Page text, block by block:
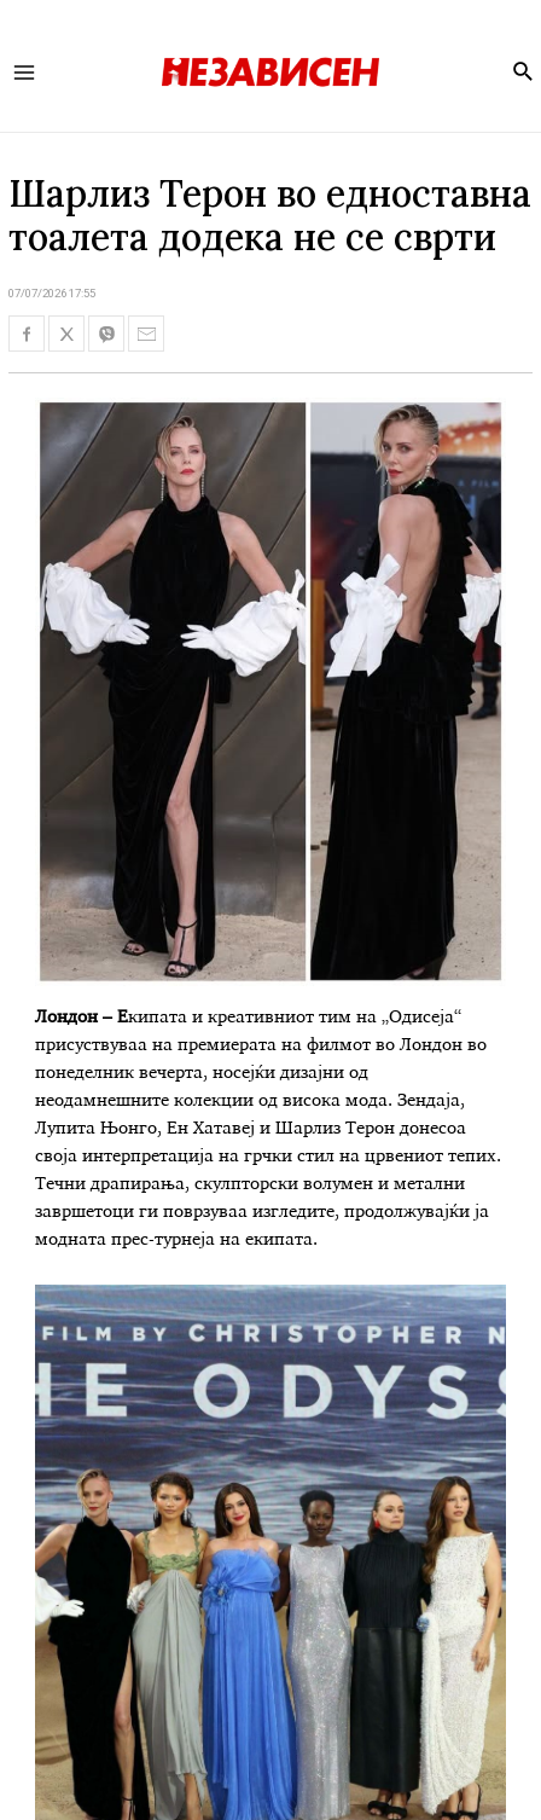
Шарлиз Терон во едноставна
тоалета додека не се сврти
07/07/2026 17:55
Лондон – Екипата и креативниот тим на „Одисеја“
присуствуваа на премиерата на филмот во Лондон во
понеделник вечерта, носејќи дизајни од
неодамнешните колекции од висока мода. Зендаја,
Лупита Њонго, Ен Хатавеј и Шарлиз Терон донесоа
своја интерпретација на грчки стил на црвениот тепих.
Течни драпирања, скулпторски волумен и метални
завршетоци ги поврзуваа изгледите, продолжувајќи ја
модната прес-турнеја на екипата.